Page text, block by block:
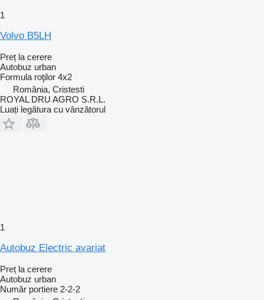
1
Volvo B5LH
Preț la cerere
Autobuz urban
Formula roţilor 4x2
România, Cristesti
ROYAL DRU AGRO S.R.L.
Luați legătura cu vânzătorul
1
Autobuz Electric avariat
Preț la cerere
Autobuz urban
Număr portiere 2-2-2